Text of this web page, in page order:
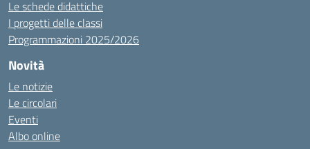
Le schede didattiche
I progetti delle classi
Programmazioni 2025/2026
Novità
Le notizie
Le circolari
Eventi
Albo online